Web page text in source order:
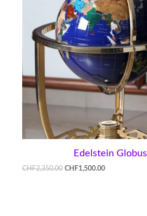
Edelstein Globus
CHF2,350.00 CHF1,500.00